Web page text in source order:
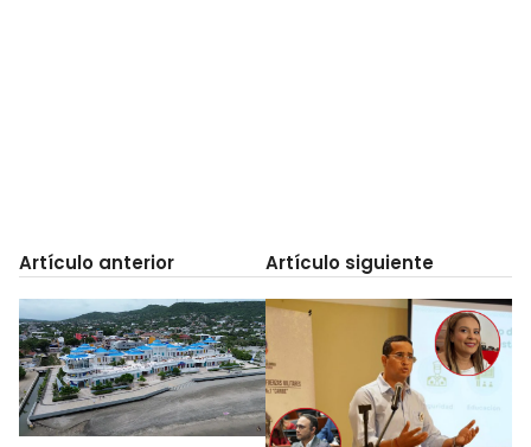
Artículo anterior Artículo siguiente